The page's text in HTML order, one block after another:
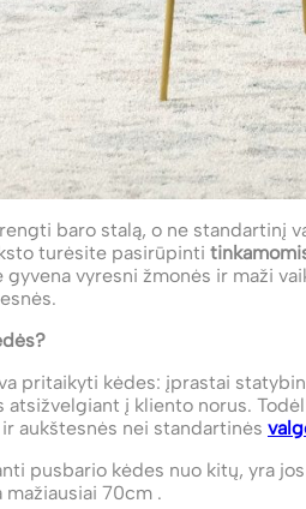
baro stalą, o ne standartinį
turėsite pasirūpinti
vyresni žmonės ir maži
pritaikyti kėdes: įprastai
atsižvelgiant į kliento norus.
aukštesnės nei standartinės
pusbario kėdes nuo kitų, yra
70cm .